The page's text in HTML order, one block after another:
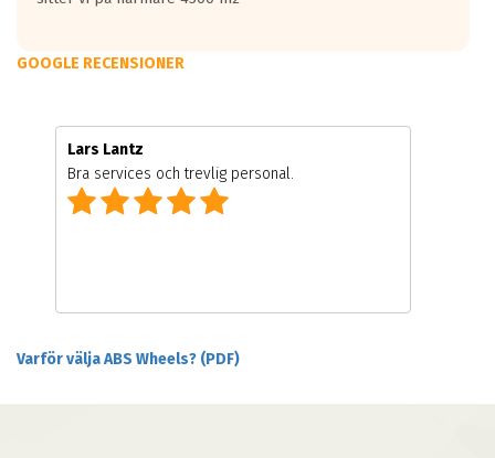
GOOGLE RECENSIONER
Lars Lantz
Bra services och trevlig personal.
Varför välja ABS Wheels? (PDF)